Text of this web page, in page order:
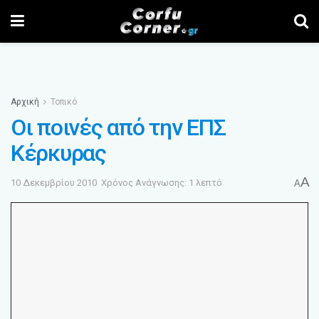
Αρχική Τοπικό
Οι ποινές από την ΕΠΣ
Κέρκυρας
10 Δεκεμβρίου 2010 Χρόνος Ανάγνωσης: 1 λεπτό AA